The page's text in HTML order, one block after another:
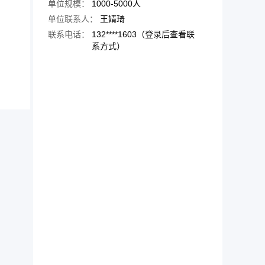
单位规模：
1000-5000人
单位联系人：
王婧琦
联系电话：
132****1603（登录后查看联
系方式）